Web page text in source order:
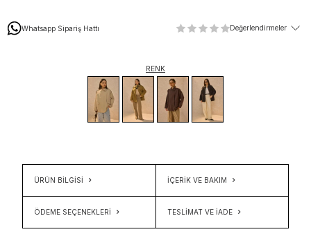
Whatsapp Sipariş Hattı Değerlendirmeler
RENK
ÜRÜN BİLGİSİ İÇERIK VE BAKIM
ÖDEME SEÇENEKLERI TESLIMAT VE İADE